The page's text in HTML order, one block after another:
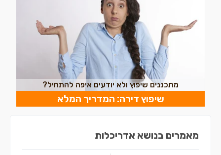
מתכננים שיפוץ ולא יודעים איפה להתחיל?
שיפוץ דירה: המדריך המלא
מאמרים בנושא אדריכלות